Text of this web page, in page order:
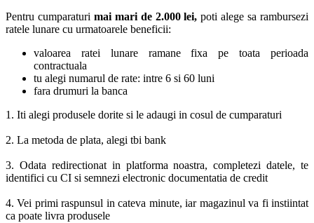
Pentru cumparaturi mai mari de 2.000 lei, poti alege sa rambursezi
ratele lunare cu urmatoarele beneficii:
valoarea ratei lunare ramane fixa pe toata perioada
contractuala
tu alegi numarul de rate: intre 6 si 60 luni
fara drumuri la banca
1. Iti alegi produsele dorite si le adaugi in cosul de cumparaturi
2. La metoda de plata, alegi tbi bank
3. Odata redirectionat in platforma noastra, completezi datele, te
identifici cu CI si semnezi electronic documentatia de credit
4. Vei primi raspunsul in cateva minute, iar magazinul va fi instiintat
ca poate livra produsele